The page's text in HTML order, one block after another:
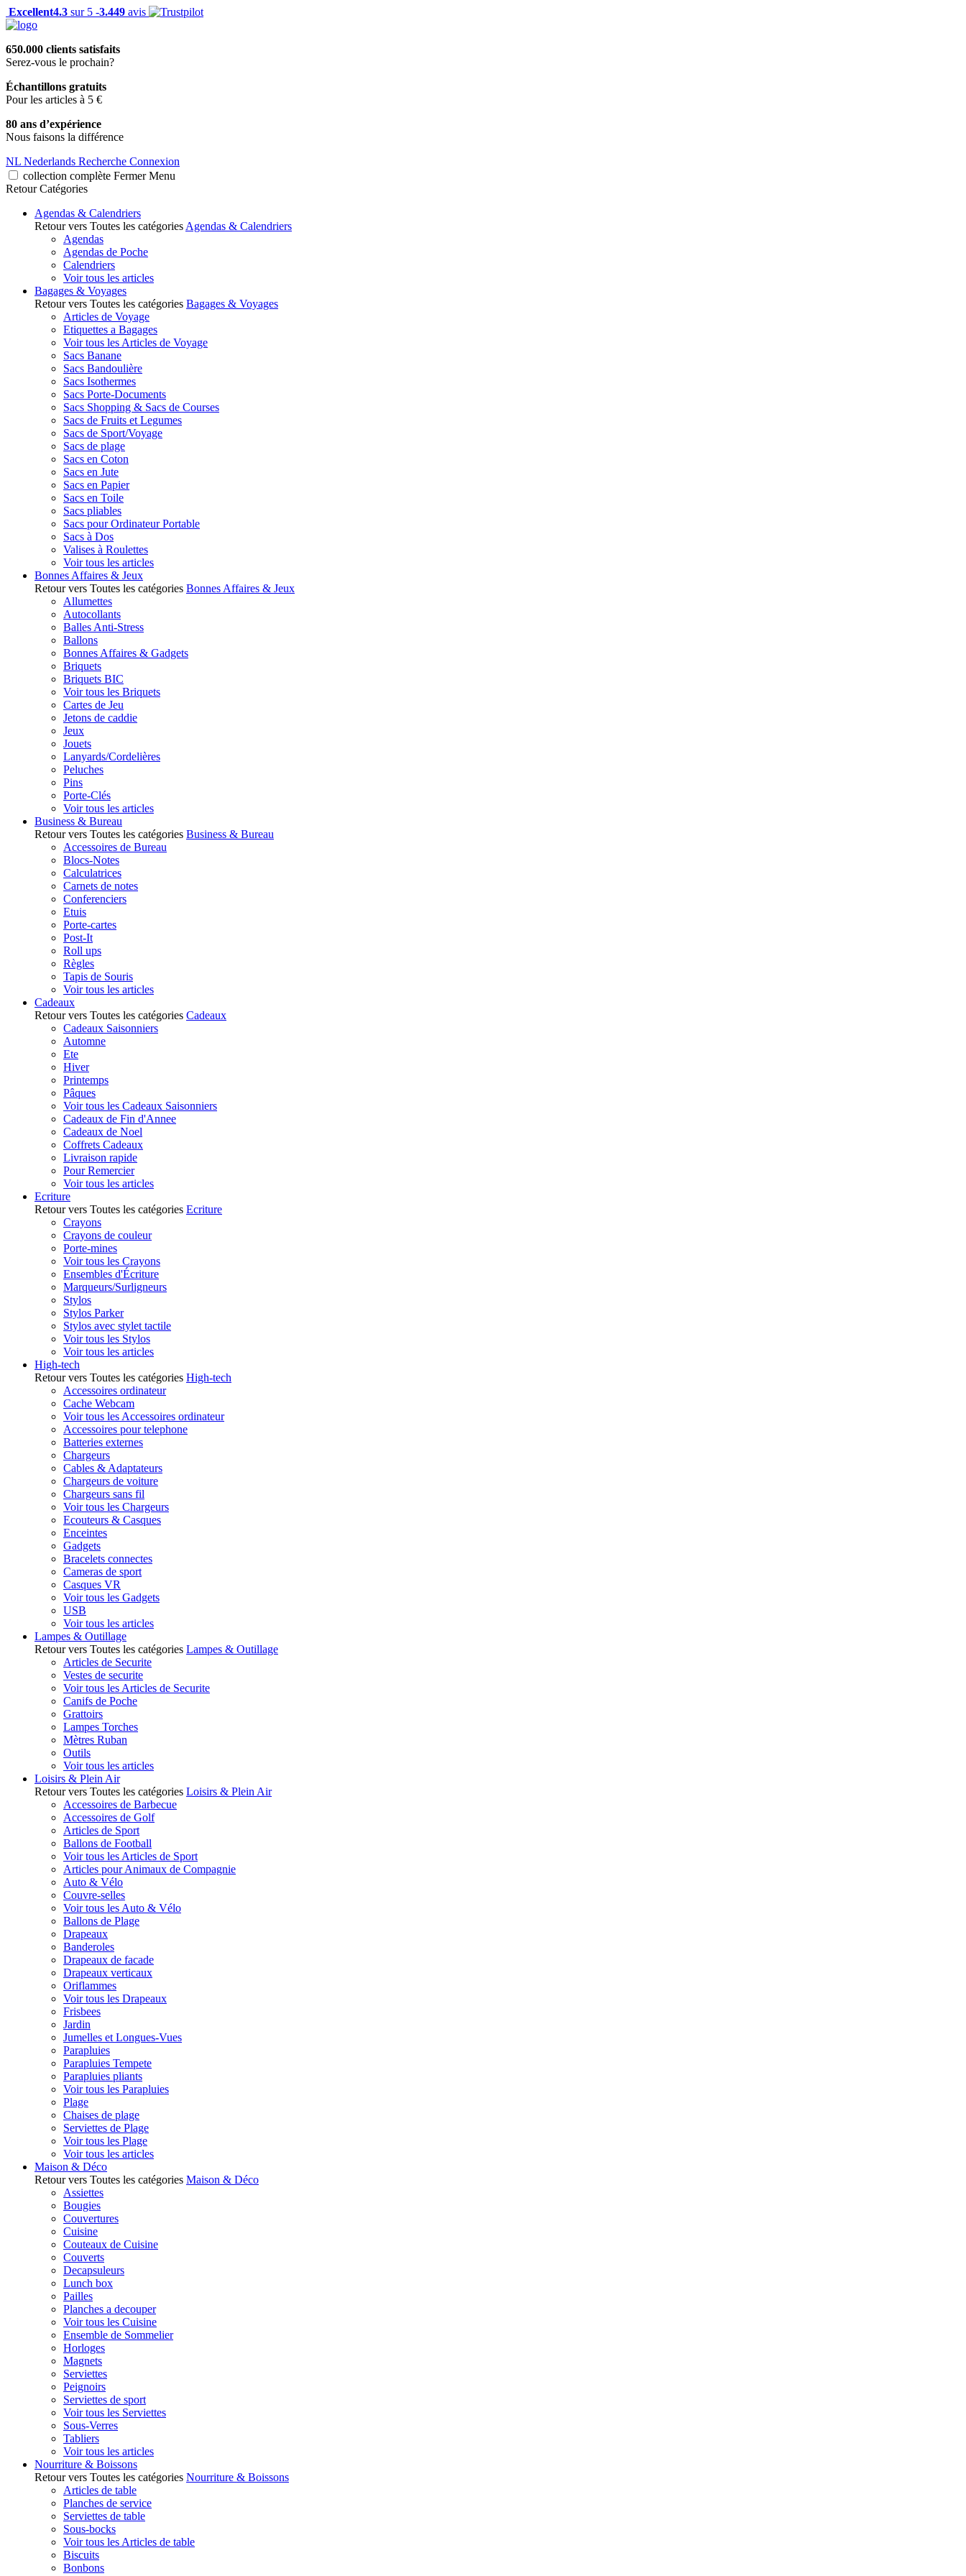
Excellent4.3 sur 5 -3.449 avis
650.000 clients satisfaits
Serez-vous le prochain?
Échantillons gratuits
Pour les articles à 5 €
80 ans d’expérience
Nous faisons la différence
NL Nederlands Recherche Connexion
collection complète Fermer Menu
Retour Catégories
Agendas & Calendriers
Retour vers Toutes les catégories Agendas & Calendriers
Agendas
Agendas de Poche
Calendriers
Voir tous les articles
Bagages & Voyages
Retour vers Toutes les catégories Bagages & Voyages
Articles de Voyage
Etiquettes a Bagages
Voir tous les Articles de Voyage
Sacs Banane
Sacs Bandoulière
Sacs Isothermes
Sacs Porte-Documents
Sacs Shopping & Sacs de Courses
Sacs de Fruits et Legumes
Sacs de Sport/Voyage
Sacs de plage
Sacs en Coton
Sacs en Jute
Sacs en Papier
Sacs en Toile
Sacs pliables
Sacs pour Ordinateur Portable
Sacs à Dos
Valises à Roulettes
Voir tous les articles
Bonnes Affaires & Jeux
Retour vers Toutes les catégories Bonnes Affaires & Jeux
Allumettes
Autocollants
Balles Anti-Stress
Ballons
Bonnes Affaires & Gadgets
Briquets
Briquets BIC
Voir tous les Briquets
Cartes de Jeu
Jetons de caddie
Jeux
Jouets
Lanyards/Cordelières
Peluches
Pins
Porte-Clés
Voir tous les articles
Business & Bureau
Retour vers Toutes les catégories Business & Bureau
Accessoires de Bureau
Blocs-Notes
Calculatrices
Carnets de notes
Conferenciers
Etuis
Porte-cartes
Post-It
Roll ups
Règles
Tapis de Souris
Voir tous les articles
Cadeaux
Retour vers Toutes les catégories Cadeaux
Cadeaux Saisonniers
Automne
Ete
Hiver
Printemps
Pâques
Voir tous les Cadeaux Saisonniers
Cadeaux de Fin d'Annee
Cadeaux de Noel
Coffrets Cadeaux
Livraison rapide
Pour Remercier
Voir tous les articles
Ecriture
Retour vers Toutes les catégories Ecriture
Crayons
Crayons de couleur
Porte-mines
Voir tous les Crayons
Ensembles d'Écriture
Marqueurs/Surligneurs
Stylos
Stylos Parker
Stylos avec stylet tactile
Voir tous les Stylos
Voir tous les articles
High-tech
Retour vers Toutes les catégories High-tech
Accessoires ordinateur
Cache Webcam
Voir tous les Accessoires ordinateur
Accessoires pour telephone
Batteries externes
Chargeurs
Cables & Adaptateurs
Chargeurs de voiture
Chargeurs sans fil
Voir tous les Chargeurs
Ecouteurs & Casques
Enceintes
Gadgets
Bracelets connectes
Cameras de sport
Casques VR
Voir tous les Gadgets
USB
Voir tous les articles
Lampes & Outillage
Retour vers Toutes les catégories Lampes & Outillage
Articles de Securite
Vestes de securite
Voir tous les Articles de Securite
Canifs de Poche
Grattoirs
Lampes Torches
Mètres Ruban
Outils
Voir tous les articles
Loisirs & Plein Air
Retour vers Toutes les catégories Loisirs & Plein Air
Accessoires de Barbecue
Accessoires de Golf
Articles de Sport
Ballons de Football
Voir tous les Articles de Sport
Articles pour Animaux de Compagnie
Auto & Vélo
Couvre-selles
Voir tous les Auto & Vélo
Ballons de Plage
Drapeaux
Banderoles
Drapeaux de facade
Drapeaux verticaux
Oriflammes
Voir tous les Drapeaux
Frisbees
Jardin
Jumelles et Longues-Vues
Parapluies
Parapluies Tempete
Parapluies pliants
Voir tous les Parapluies
Plage
Chaises de plage
Serviettes de Plage
Voir tous les Plage
Voir tous les articles
Maison & Déco
Retour vers Toutes les catégories Maison & Déco
Assiettes
Bougies
Couvertures
Cuisine
Couteaux de Cuisine
Couverts
Decapsuleurs
Lunch box
Pailles
Planches a decouper
Voir tous les Cuisine
Ensemble de Sommelier
Horloges
Magnets
Serviettes
Peignoirs
Serviettes de sport
Voir tous les Serviettes
Sous-Verres
Tabliers
Voir tous les articles
Nourriture & Boissons
Retour vers Toutes les catégories Nourriture & Boissons
Articles de table
Planches de service
Serviettes de table
Sous-bocks
Voir tous les Articles de table
Biscuits
Bonbons